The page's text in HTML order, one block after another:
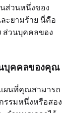
ส่วนหนึ่งของ
ะยามร้าย นี่คือ
ส่วนบุคคลของ
นบุคคลของคุณ
ผนที่คุณสามารถ
รรมหนึ่งหรือสอง